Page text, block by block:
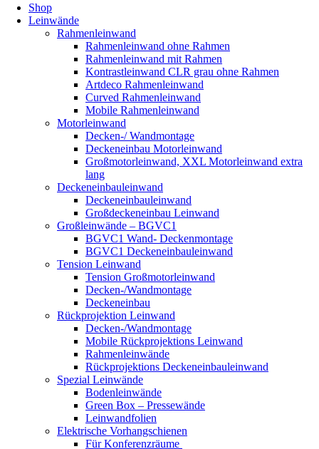
Shop
Leinwände
Rahmenleinwand
Rahmenleinwand ohne Rahmen
Rahmenleinwand mit Rahmen
Kontrastleinwand CLR grau ohne Rahmen
Artdeco Rahmenleinwand
Curved Rahmenleinwand
Mobile Rahmenleinwand
Motorleinwand
Decken-/ Wandmontage
Deckeneinbau Motorleinwand
Großmotorleinwand, XXL Motorleinwand extra
lang
Deckeneinbauleinwand
Deckeneinbauleinwand
Großdeckeneinbau Leinwand
Großleinwände – BGVC1
BGVC1 Wand- Deckenmontage
BGVC1 Deckeneinbauleinwand
Tension Leinwand
Tension Großmotorleinwand
Decken-/Wandmontage
Deckeneinbau
Rückprojektion Leinwand
Decken-/Wandmontage
Mobile Rückprojektions Leinwand
Rahmenleinwände
Rückprojektions Deckeneinbauleinwand
Spezial Leinwände
Bodenleinwände
Green Box – Pressewände
Leinwandfolien
Elektrische Vorhangschienen
Für Konferenzräume